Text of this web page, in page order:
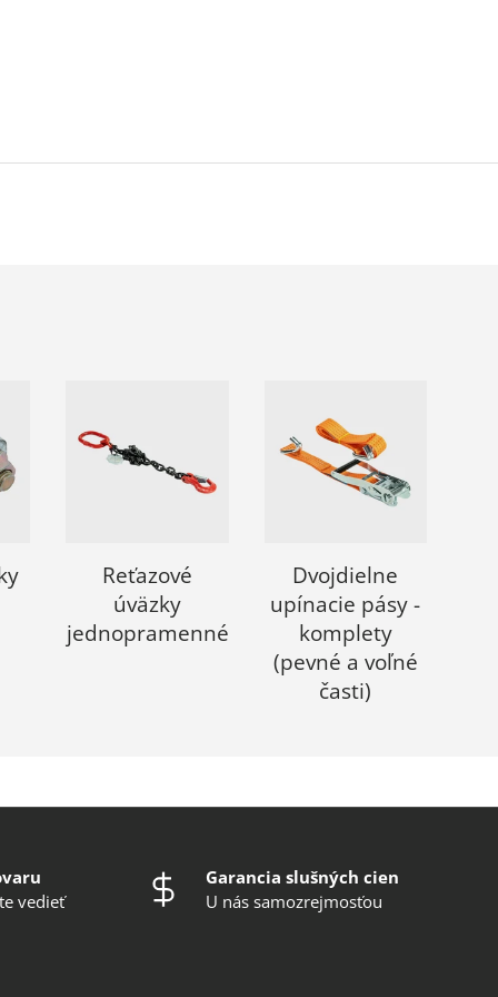
Reťazové
úväzky
jednopramenné
Dvojdielne
upínacie pásy -
komplety
(pevné a voľné
časti)
vedieť
Garancia slušných cien
U nás samozrejmosťou